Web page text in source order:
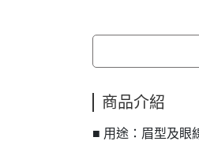
商品介紹
■ 用途：眉型及眼